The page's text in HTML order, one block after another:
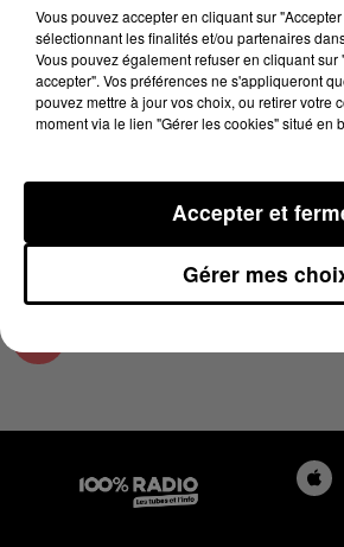
23 juin 2023 - 2 min 16 sec
LES INFOS DU GRAND
23/06/2023 À 10H59
Podcasts infos du grand Toulouse
Vous pouvez accepter en cliquant sur
sélectionnant les finalités et/ou partenaires
Vous pouvez également refuser en cliquant sur
accepter". Vos préférences ne s'appliqueront
pouvez mettre à jour vos choix, ou retirer votre
moment via le lien "Gérer les cookies" situé en
Gérer mes
Accepter et